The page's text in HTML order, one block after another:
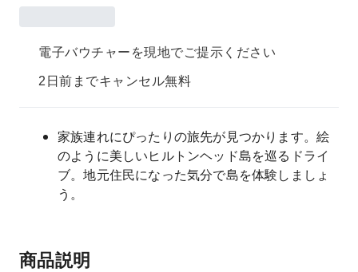
電子バウチャーを現地でご提示ください
2日前までキャンセル無料
家族連れにぴったりの旅先が見つかります。絵
のように美しいヒルトンヘッド島を巡るドライ
ブ。地元住民になった気分で島を体験しましょ
う。
商品説明